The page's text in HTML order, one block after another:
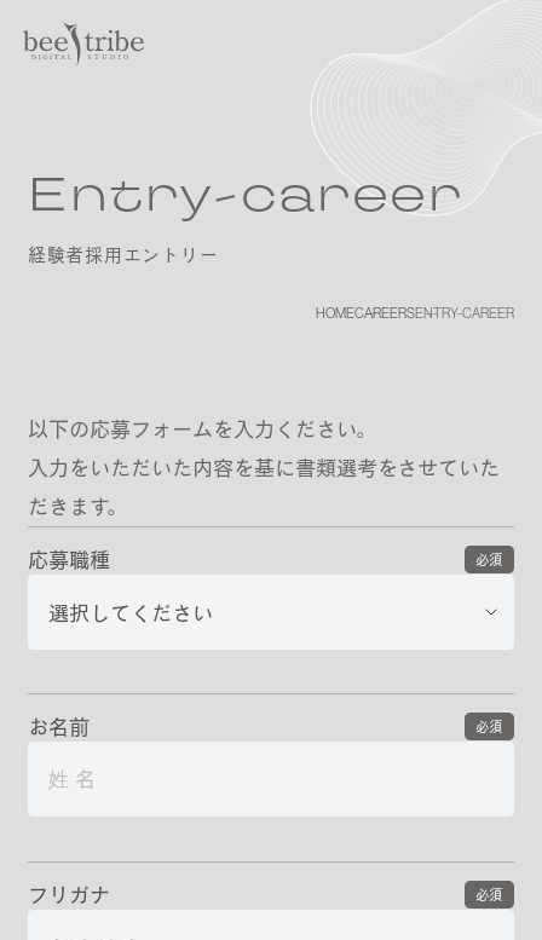
経験者採用エントリー
Entry-career
HOMECAREERSENTRY-CAREER
以下の応募フォームを入力ください。
入力をいただいた内容を基に書類選考をさせていた
だきます。
応募職種 必須
お名前 必須
フリガナ 必須